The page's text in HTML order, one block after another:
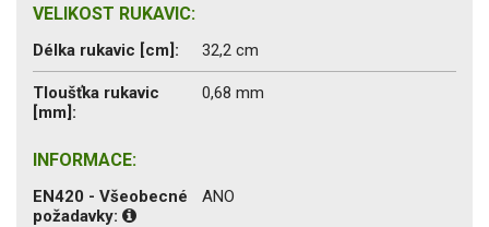
VELIKOST RUKAVIC:
Délka rukavic [cm]: 32,2 cm
Tloušťka rukavic
[mm]:
0,68 mm
INFORMACE:
EN420 - Všeobecné
požadavky:
ANO